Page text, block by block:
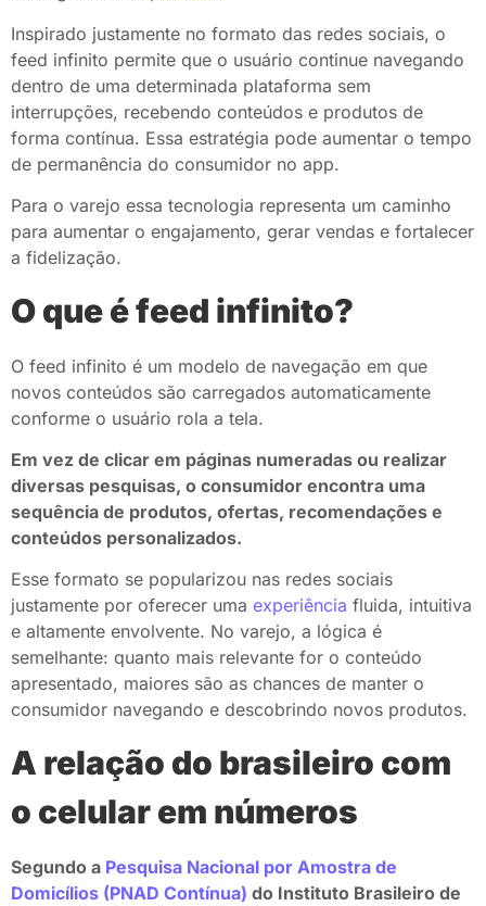
Inspirado justamente no formato das redes sociais, o
feed infinito permite que o usuário continue navegando
dentro de uma determinada plataforma sem
interrupções, recebendo conteúdos e produtos de
forma contínua. Essa estratégia pode aumentar o tempo
de permanência do consumidor no app.
Para o varejo essa tecnologia representa um caminho
para aumentar o engajamento, gerar vendas e fortalecer
a fidelização.
O que é feed infinito?
O feed infinito é um modelo de navegação em que
novos conteúdos são carregados automaticamente
conforme o usuário rola a tela.
Em vez de clicar em páginas numeradas ou realizar
diversas pesquisas, o consumidor encontra uma
sequência de produtos, ofertas, recomendações e
conteúdos personalizados.
Esse formato se popularizou nas redes sociais
justamente por oferecer uma experiência fluida, intuitiva
e altamente envolvente. No varejo, a lógica é
semelhante: quanto mais relevante for o conteúdo
apresentado, maiores são as chances de manter o
consumidor navegando e descobrindo novos produtos.
A relação do brasileiro com
o celular em números
Segundo a Pesquisa Nacional por Amostra de
Domicílios (PNAD Contínua) do Instituto Brasileiro de